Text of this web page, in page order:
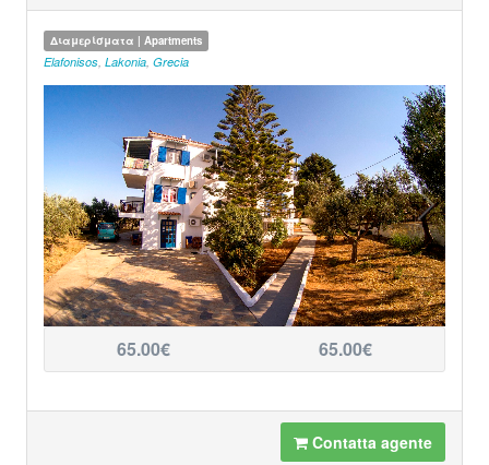
Διαμερίσματα | Apartments
Elafonisos Lakonia Grecia
65.00€ 65.00€
Contatta agente